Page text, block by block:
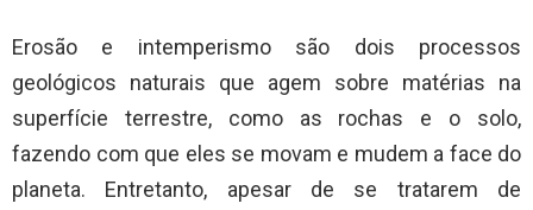
Erosão e intemperismo são dois processos
geológicos naturais que agem sobre matérias na
superfície terrestre, como as rochas e o solo,
fazendo com que eles se movam e mudem a face do
planeta. Entretanto, apesar de se tratarem de